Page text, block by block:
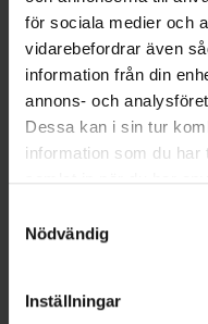
för sociala medier och
vidarebefordrar även
information från din
annons- och
Dessa kan i sin tur
information som du har
samlat in när du har
Nödvändig
Inställningar
Angeldon med WM-